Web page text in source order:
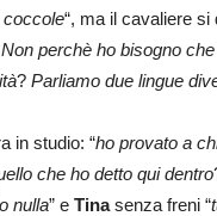
coccole“, ma il cavaliere si
perchè ho bisogno
? Parliamo due lingue
in studio: “ho provato a
che ho detto qui dentro
nulla” e Tinasenza freni “